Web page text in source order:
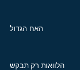
האח הגדול
הלוואות רק תבקש